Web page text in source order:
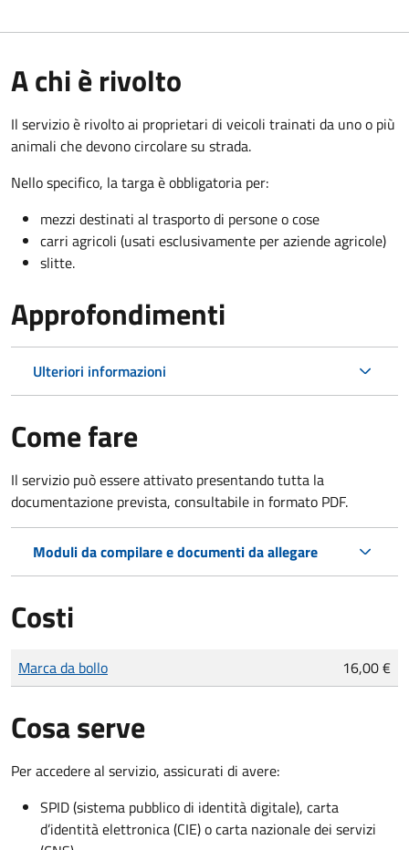
A chi è rivolto
Il servizio è rivolto ai proprietari di veicoli trainati da uno o più
animali che devono circolare su strada.
Nello specifico, la targa è obbligatoria per:
mezzi destinati al trasporto di persone o cose
carri agricoli (usati esclusivamente per aziende agricole)
slitte.
Approfondimenti
Ulteriori informazioni
Come fare
Il servizio può essere attivato presentando tutta la
documentazione prevista, consultabile in formato PDF.
Moduli da compilare e documenti da allegare
Costi
Tipo di pagamento
Importo
Marca da bollo 16,00 €
Cosa serve
Per accedere al servizio, assicurati di avere:
SPID (sistema pubblico di identità digitale), carta
d’identità elettronica (CIE) o carta nazionale dei servizi